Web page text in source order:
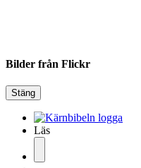
Bilder från Flickr
Stäng
Läs